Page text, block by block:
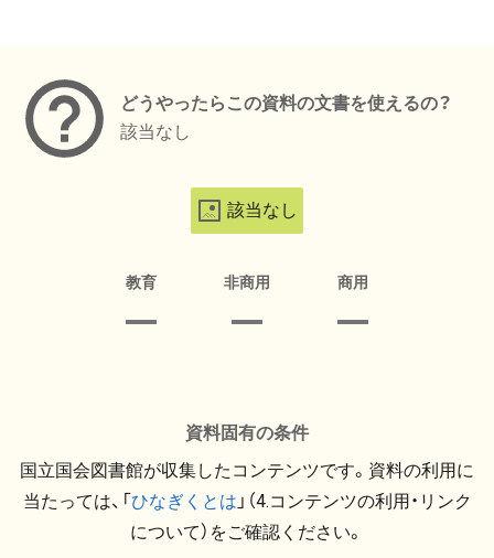
どうやったらこの資料の文書を使えるの？
該当なし
該当なし
教育 非商用 商用
資料固有の条件
国立国会図書館が収集したコンテンツです。資料の利用に
当たっては、「ひなぎくとは 」（4.コンテンツの利用・リンク
について）をご確認ください。